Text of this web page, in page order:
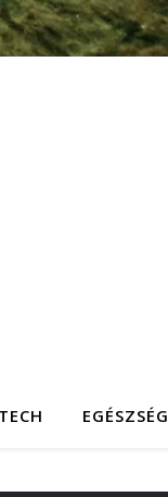
EGÉSZSÉG